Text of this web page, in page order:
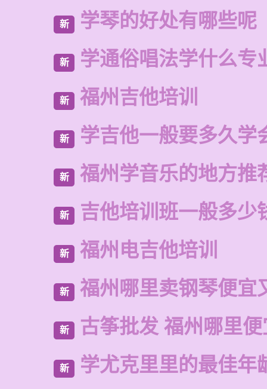
新 学琴的好处有哪些呢
新 学通俗唱法学什么专
新 福州吉他培训
新 学吉他一般要多久学
新 福州学音乐的地方推
新 吉他培训班一般多少
新 福州电吉他培训
新 福州哪里卖钢琴便宜
新 古筝批发 福州哪里
新 学尤克里里的最佳年